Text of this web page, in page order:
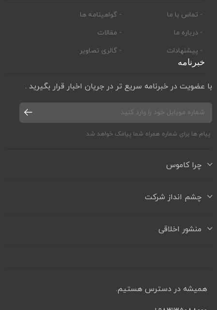
- تماس با ما
- درباره ما
- پیشنهادات
- گواهینامه ها
- مقالات
- گالری تصاویر
خبرنامه
با عضویت در خبرنامه سریع تر در جریان اخبار قرار بگیرید .
پیام ها برای شماره همراه شما پیامک خواهد شد
چرا کاموس
چشم انداز شرکت
منشور اخلاقی
همیشه در دسترس هستیم.